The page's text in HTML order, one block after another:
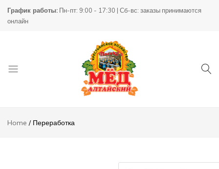
График работы: Пн-пт: 9:00 - 17:30 | Сб-вс: заказы принимаются
онлайн
Home
Переработка